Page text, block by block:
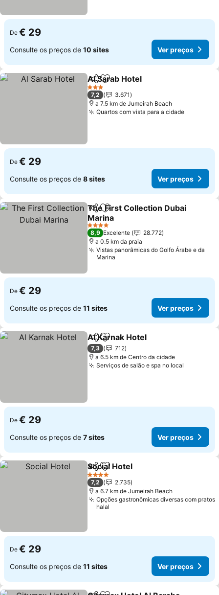
De € 29
Consulte os preços de 10 sites Ver preços
PartilharAdicionar aos favoritos
Al Sarab Hotel
3 Estrelas
7,2
3.671
a 7.5 km de Jumeirah Beach
Quartos com vista para a cidadeVer
De € 29
Consulte os preços de 8 sites Ver preços
PartilharAdicionar aos favoritos
The First Collection Dubai
Marina
Ver preços
4 Estrelas
8,9 Excelente
28.772
a 0.5 km da praia
Vistas panorâmicas do Golfo Árabe e da
Marina
De € 29
Consulte os preços de 11 sites Ver preços
PartilharAdicionar aos favoritos
Al Karnak Hotel
7,3
712
a 6.5 km de Centro da cidade
Serviços de salão e spa no local
De € 29
Consulte os preços de 7 sites Ver preços
PartilharAdicionar aos favoritos
Social Hotel
4 Estrelas
7,2
2.735
a 6.7 km de Jumeirah Beach
Opções gastronômicas diversas com pratos
halal
De € 29
Consulte os preços de 11 sites Ver preços